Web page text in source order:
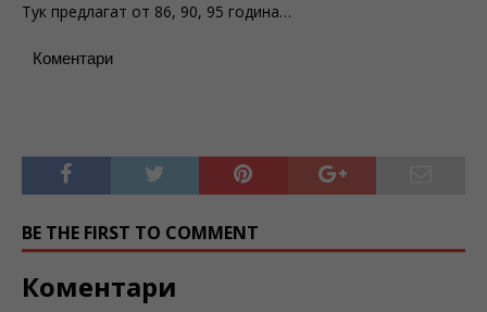
Тук предлагат от 86, 90, 95 година…
Коментари
BE THE FIRST TO COMMENT
Коментари